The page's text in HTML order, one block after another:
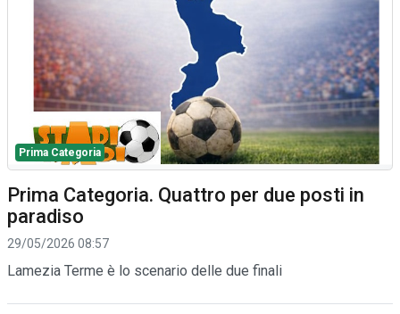
Prima Categoria
Prima Categoria. Quattro per due posti in
paradiso
29/05/2026 08:57
Lamezia Terme è lo scenario delle due finali